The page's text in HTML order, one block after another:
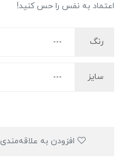
اعتماد به نفس را حس کنید!
رنگ
سایز